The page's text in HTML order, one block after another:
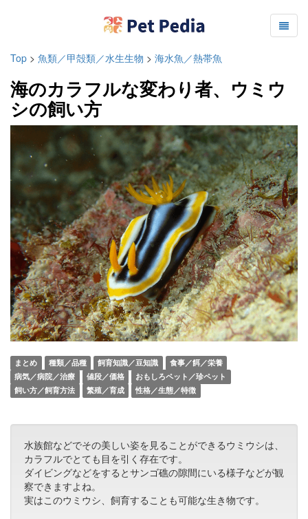
Top > 魚類／甲殻類／水生生物 > 海水魚／熱帯魚
海のカラフルな変わり者、ウミウ
シの飼い方
まとめ 種類／品種 飼育知識／豆知識
食事／餌／栄養
病気／病院／治療
値段／価格
おもしろペット／珍ペット
飼い方／飼育方法
繁殖／育成 性格／生態／特徴
水族館などでその美しい姿を見ることができるウミウシは、
カラフルでとても目を引く存在です。
ダイビングなどをするとサンゴ礁の隙間にいる様子などが観
察できますよね。
実はこのウミウシ、飼育することも可能な生き物です。